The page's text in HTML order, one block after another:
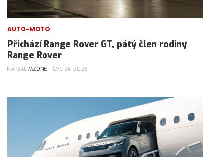
AUTO-MOTO
Přichází Range Rover GT, pátý člen rodiny
Range Rover
NAPSAL MZONE ČVC 24, 2026